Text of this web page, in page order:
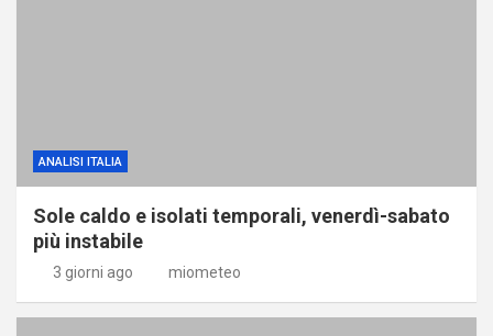
ANALISI ITALIA
Sole caldo e isolati temporali, venerdì-sabato
più instabile
3 giorni ago miometeo